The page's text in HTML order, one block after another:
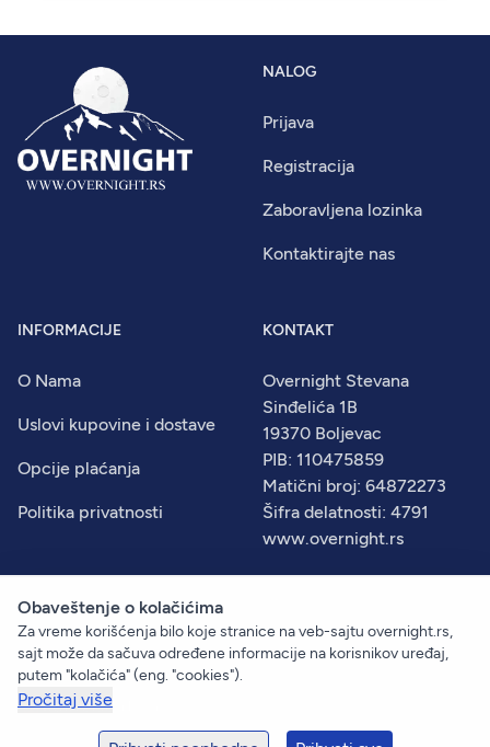
NALOG
Prijava
Registracija
Zaboravljena lozinka
Kontaktirajte nas
INFORMACIJE
O Nama
Uslovi kupovine i dostave
Opcije plaćanja
Politika privatnosti
KONTAKT
Overnight Stevana
Sinđelića 1B
19370 Boljevac
PIB: 110475859
Matični broj: 64872273
Šifra delatnosti: 4791
www.overnight.rs
© 2026Overnight. Sva prava zadržana.
Created by:Dejan Vukelić
Obaveštenje o kolačićima
Za vreme korišćenja bilo koje stranice na veb-sajtu overnight.rs,
sajt može da sačuva određene informacije na korisnikov uređaj,
putem "kolačića" (eng. "cookies").
Pročitaj više